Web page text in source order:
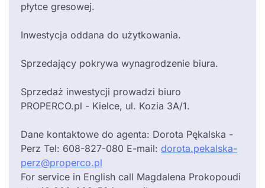
płytce gresowej.
Inwestycja oddana do użytkowania.
Sprzedający pokrywa wynagrodzenie biura.
Sprzedaż inwestycji prowadzi biuro
PROPERCO.pl - Kielce, ul. Kozia 3A/1.
Dane kontaktowe do agenta: Dorota Pękalska -
Perz Tel: 608-827-080 E-mail: dorota.pekalska-
perz@properco.pl
For service in English call Magdalena Prokopoudi